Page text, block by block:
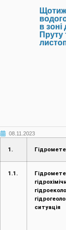
в зоні
Пруту
08.11.2023
1.
1.1.
ситуація